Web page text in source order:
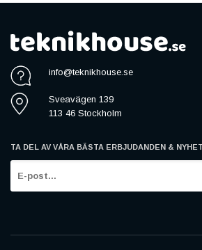
info@teknikhouse.se
Sveavägen 139
113 46 Stockholm
TA DEL AV VÅRA BÄSTA ERBJUDANDEN &